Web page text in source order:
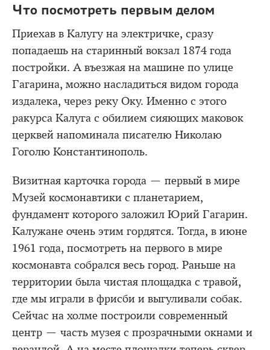
Что посмотреть первым делом
Приехав в Калугу на электричке, сразу
попадаешь на старинный вокзал 1874 года
постройки. А въезжая на машине по улице
Гагарина, можно насладиться видом города
издалека, через реку Оку. Именно с этого
ракурса Калуга с обилием сияющих маковок
церквей напоминала писателю Николаю
Гоголю Константинополь.
Визитная карточка города — первый в мире
Музей космонавтики с планетарием,
фундамент которого заложил Юрий Гагарин.
Калужане очень этим гордятся. Тогда, в июне
1961 года, посмотреть на первого в мире
космонавта собрался весь город. Раньше на
территории была чистая площадка с травой,
где мы играли в фрисби и выгуливали собак.
Сейчас на холме построили современный
центр — часть музея с прозрачными окнами и